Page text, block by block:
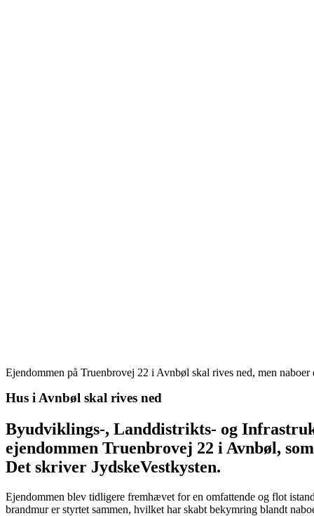
Ejendommen på Truenbrovej 22 i Avnbøl skal rives ned, men
Hus i Avnbøl skal rives ned
Byudviklings-, Land­distrikts- og
ejendommen Truenbro­vej 22 i Avn­bøl,
Det skriver JydskeVestkysten.
Ejendommen blev tidligere fremhævet for en omfattende og flot
brandmur er styrtet sammen, hvilket har skabt bekymring blandt